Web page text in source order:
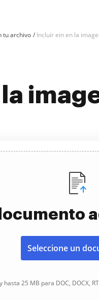
tu archivo Incluir ein en la
la
Seleccione un
25 MB para DOC, DOCX,